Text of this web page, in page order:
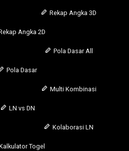
Rekap Angka 3D
Angka 2D
Pola Dasar All
Pola Dasar
Multi Kombinasi
LN vs DN
Kolaborasi LN
Togel